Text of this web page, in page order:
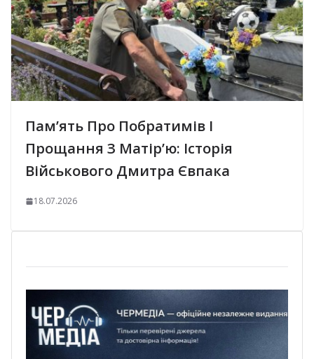
Пам’ять Про Побратимів І
Прощання З Матір’ю: Історія
Військового Дмитра Євпака
18.07.2026